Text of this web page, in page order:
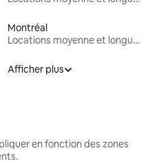
Montréal
Locations moyenne et longue durée
Afficher plus
en fonction des zones